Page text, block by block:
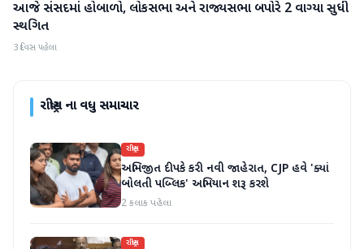
રાષ્ટ્રીય
આજે સંસદમાં હોબાળો, લોકસભા અને રાજ્યસભા બપોરે 2 વાગ્યા સુધી
સ્થગિત
3 દિવસ પહેલા
રાષ્ટ્રીયના વધુ સમાચાર
રાષ્ટ્રીય
અભિજીત દીપકે કરી નવી જાહેરાત, CJP હવે 'ક્યાં
બોલતી પબ્લિક' અભિયાન શરૂ કરશે
2 કલાક પહેલા
રાષ્ટ્રીય